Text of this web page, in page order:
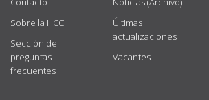
Sobre la HCCH
Sección de
preguntas
frecuentes
Últimas
actualizaciones
Vacantes